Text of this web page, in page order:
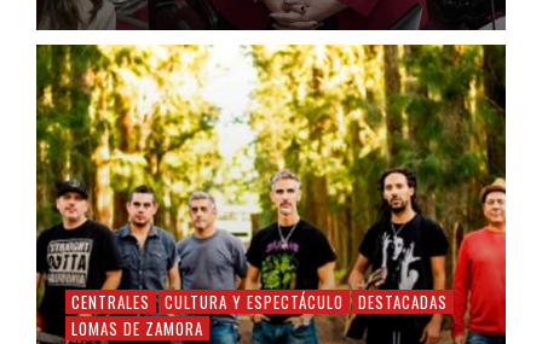
CENTRALES CULTURA Y ESPECTÁCULO
DESTACADAS
LOMAS DE ZAMORA